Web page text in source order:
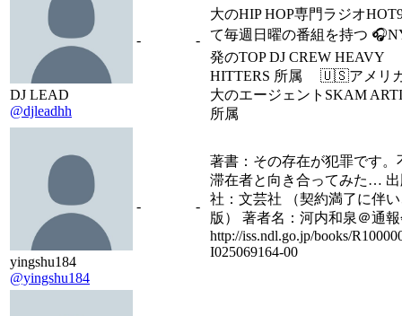
DJ LEAD
@djleadhh
- -
大のHIP HOP専門ラジオ
て毎週日曜の番組を持つ
発のTOP DJ CREW HEAVY
HITTERS 所属 🇺🇸アメリ
大のエージェントSKAM
所属
yingshu184
@yingshu184
- -
著書：その存在が犯罪です。
滞在者と向き合ってみた…
社：文芸社 （契約満了に伴
版） 著者名：河内和泉＠通
http://iss.ndl.go.jp/books/
I025069164-00